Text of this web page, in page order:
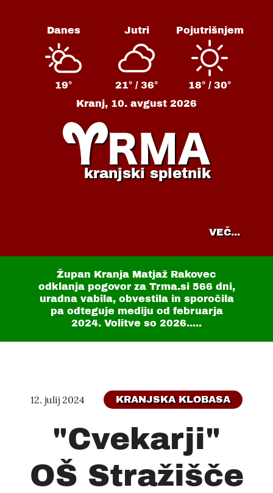
Danes
19°
Jutri
21° / 36°
Pojutrišnjem
18° / 30°
Kranj, 10. avgust 2026
kranjski spletnik
VEČ...
Župan Kranja Matjaž Rakovec
odklanja pogovor za Trma.si 566 dni,
uradna vabila, obvestila in sporočila
pa odteguje mediju od februarja
2024. Volitve so 2026.....
12. julij 2024 KRANJSKA KLOBASA
"Cvekarji"
OŠ Stražišče